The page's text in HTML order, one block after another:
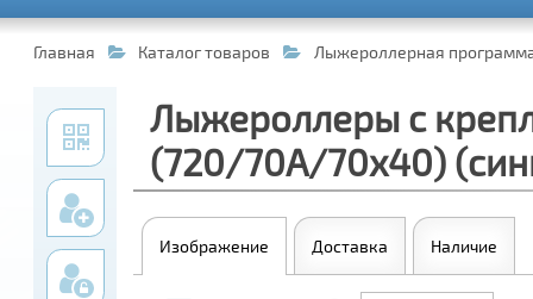
Главная Каталог товаров Лыжероллерная
Лыжероллеры с
(720/70А/70х40)
Изображение Доставка Наличие